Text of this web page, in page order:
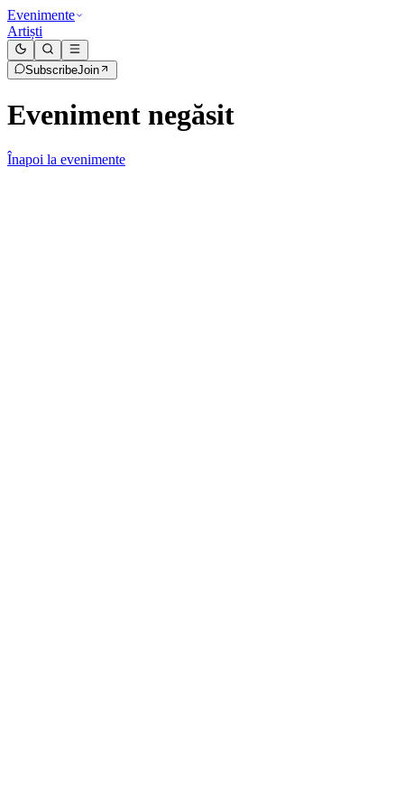
Evenimente
Artiști
SubscribeJoin
Eveniment negăsit
Înapoi la evenimente